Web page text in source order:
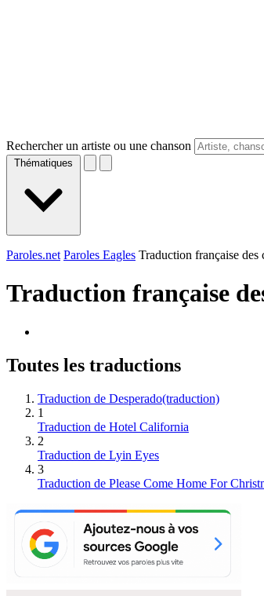
Rechercher un artiste ou une chanson
Thématiques
Paroles.net Paroles Eagles Traduction française des
Traduction française
Toutes les traductions
Traduction de Desperado(traduction)
1
Traduction de Hotel California
2
Traduction de Lyin Eyes
3
Traduction de Please Come Home For